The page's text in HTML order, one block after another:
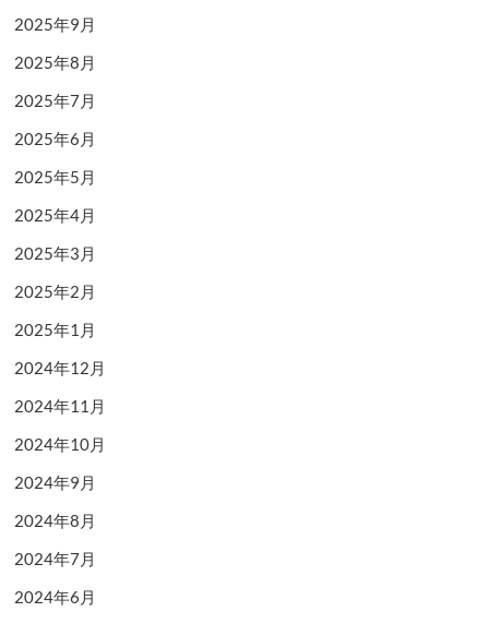
2025年9月
2025年8月
2025年7月
2025年6月
2025年5月
2025年4月
2025年3月
2025年2月
2025年1月
2024年12月
2024年11月
2024年10月
2024年9月
2024年8月
2024年7月
2024年6月